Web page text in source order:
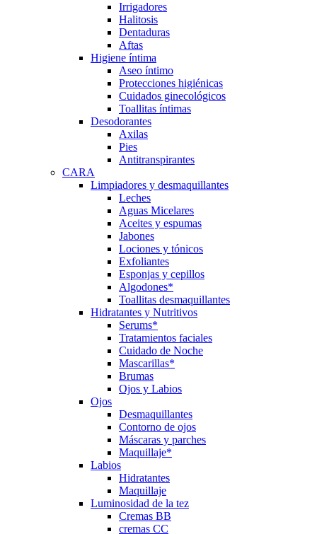
Irrigadores
Halitosis
Dentaduras
Aftas
Higiene íntima
Aseo íntimo
Protecciones higiénicas
Cuidados ginecológicos
Toallitas íntimas
Desodorantes
Axilas
Pies
Antitranspirantes
CARA
Limpiadores y desmaquillantes
Leches
Aguas Micelares
Aceites y espumas
Jabones
Lociones y tónicos
Exfoliantes
Esponjas y cepillos
Algodones*
Toallitas desmaquillantes
Hidratantes y Nutritivos
Serums*
Tratamientos faciales
Cuidado de Noche
Mascarillas*
Brumas
Ojos y Labios
Ojos
Desmaquillantes
Contorno de ojos
Máscaras y parches
Maquillaje*
Labios
Hidratantes
Maquillaje
Luminosidad de la tez
Cremas BB
cremas CC